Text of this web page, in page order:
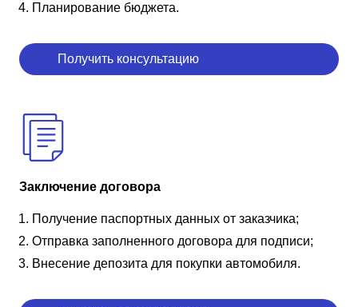
Планирование бюджета.
Получить консультацию
Заключение договора
Получение паспортных данных от заказчика;
Отправка заполненного договора для подписи;
Внесение депозита для покупки автомобиля.